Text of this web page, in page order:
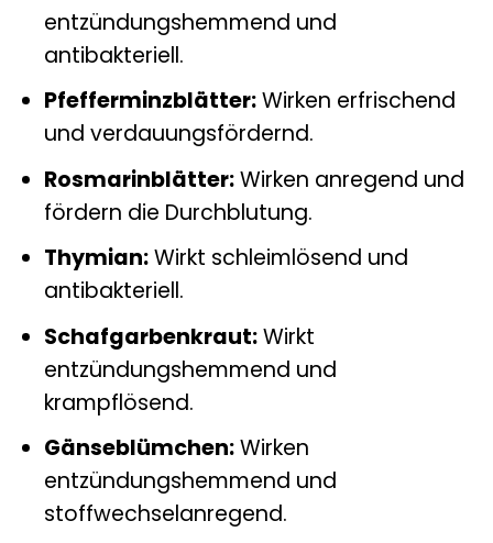
entzündungshemmend und
antibakteriell.
Pfefferminzblätter:Wirken erfrischend
und verdauungsfördernd.
Rosmarinblätter:Wirken anregend und
fördern die Durchblutung.
Thymian:Wirkt schleimlösend und
antibakteriell.
Schafgarbenkraut:Wirkt
entzündungshemmend und
krampflösend.
Gänseblümchen:Wirken
entzündungshemmend und
stoffwechselanregend.